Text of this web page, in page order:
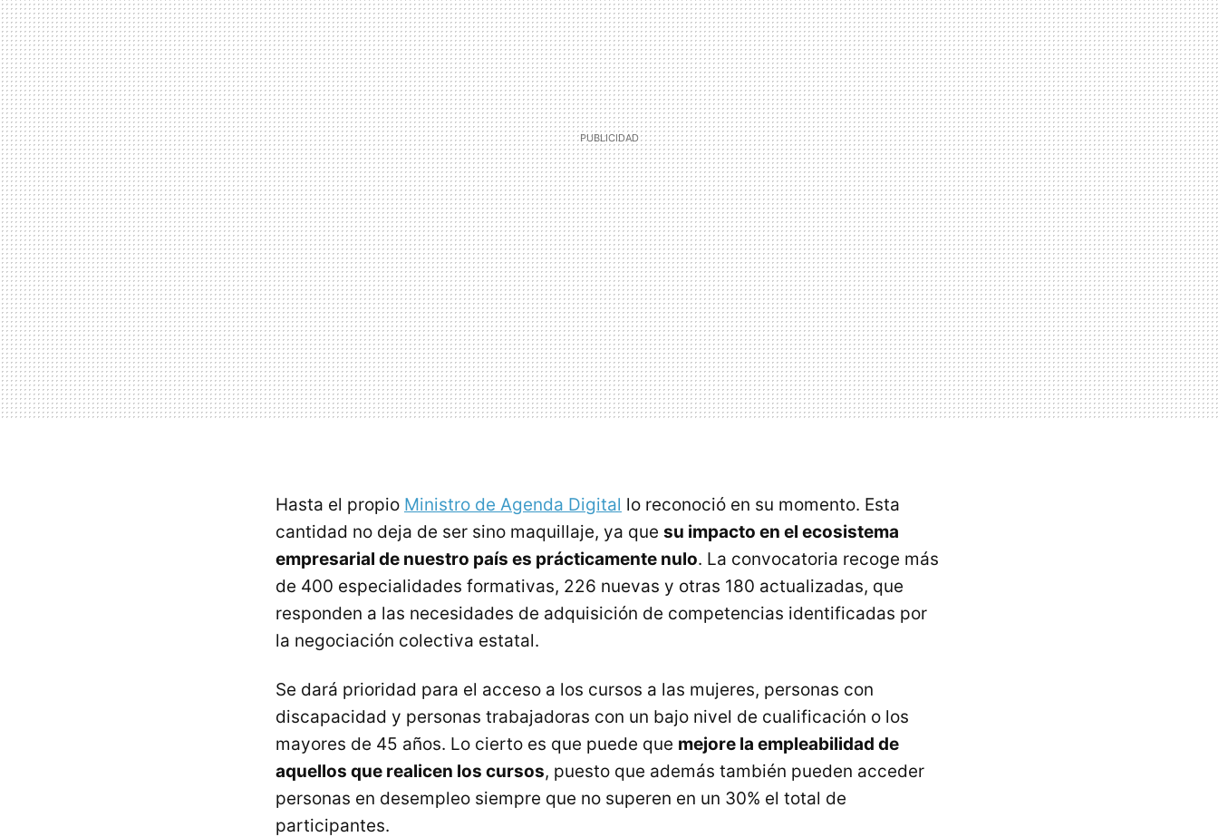
Hasta el propio Ministro de Agenda Digital lo reconoció en su momento. Esta
cantidad no deja de ser sino maquillaje, ya que su impacto en el ecosistema
empresarial de nuestro país es prácticamente nulo. La convocatoria recoge más
de 400 especialidades formativas, 226 nuevas y otras 180 actualizadas, que
responden a las necesidades de adquisición de competencias identificadas por
la negociación colectiva estatal.
Se dará prioridad para el acceso a los cursos a las mujeres, personas con
discapacidad y personas trabajadoras con un bajo nivel de cualificación o los
mayores de 45 años. Lo cierto es que puede que mejore la empleabilidad de
aquellos que realicen los cursos, puesto que además también pueden acceder
personas en desempleo siempre que no superen en un 30% el total de
participantes.